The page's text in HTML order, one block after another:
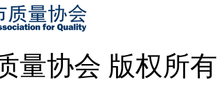
量协会 版权所